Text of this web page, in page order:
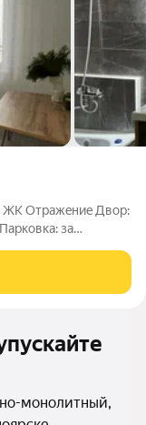
ЖК Oтрaжeниe Двор:
за
19 м; Этаж: 16 из 25;
монолитный,